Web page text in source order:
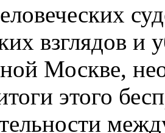
взглядов и
Москве,
этого